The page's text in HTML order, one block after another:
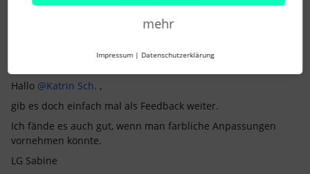
Forum|Forum|1 month ago
Hallo ​ @Katrin Sch. ,
gib es doch einfach mal als Feedback weiter.
Ich fände es auch gut, wenn man farbliche Anpassungen
vornehmen könnte.
LG Sabine
mehr
Impressum | Datenschutzerklärung